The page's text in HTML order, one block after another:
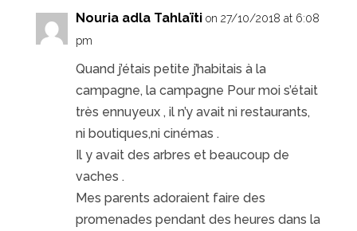
Nouria adla Tahlaïti on 27/10/2018 at 6:08
pm
Quand j’étais petite j’habitais à la
campagne, la campagne Pour moi s’était
très ennuyeux , il n’y avait ni restaurants,
ni boutiques,ni cinémas .
Il y avait des arbres et beaucoup de
vaches .
Mes parents adoraient faire des
promenades pendant des heures dans la